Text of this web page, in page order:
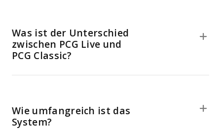
Was ist der Unterschied
zwischen PCG Live und
PCG Classic?
Wie umfangreich ist das
System?